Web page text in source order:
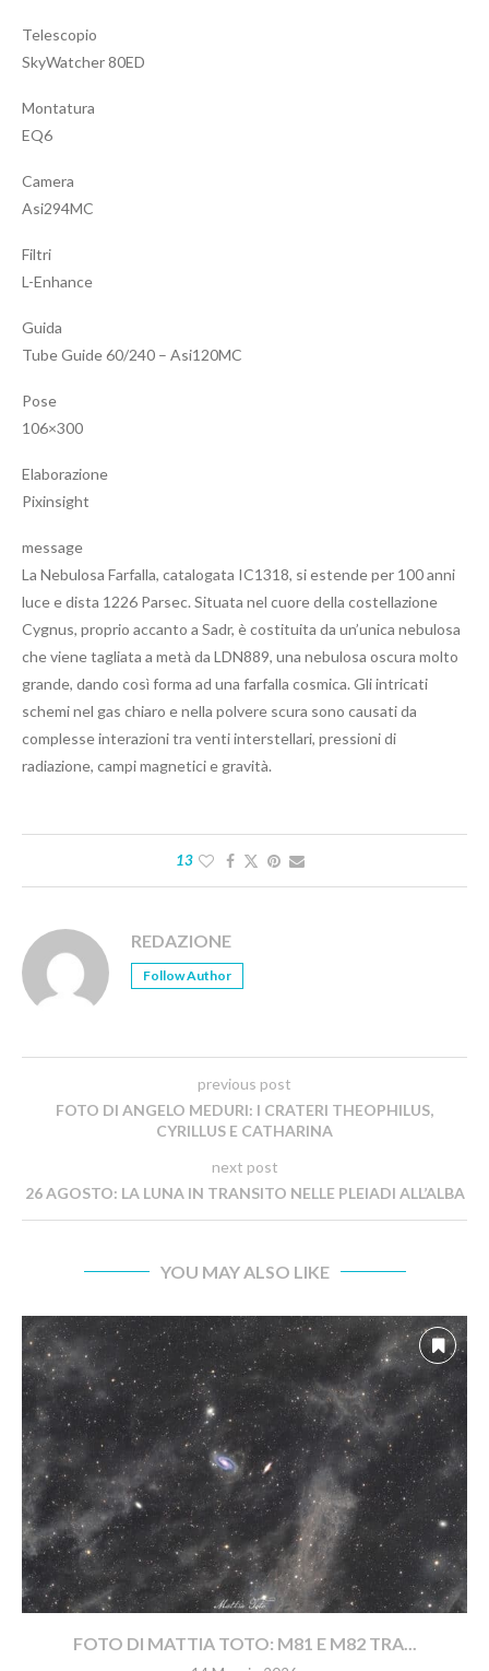
Telescopio
SkyWatcher 80ED
Montatura
EQ6
Camera
Asi294MC
Filtri
L-Enhance
Guida
Tube Guide 60/240 – Asi120MC
Pose
106×300
Elaborazione
Pixinsight
message
La Nebulosa Farfalla, catalogata IC1318, si estende per 100 anni
luce e dista 1226 Parsec. Situata nel cuore della costellazione
Cygnus, proprio accanto a Sadr, è costituita da un’unica nebulosa
che viene tagliata a metà da LDN889, una nebulosa oscura molto
grande, dando così forma ad una farfalla cosmica. Gli intricati
schemi nel gas chiaro e nella polvere scura sono causati da
complesse interazioni tra venti interstellari, pressioni di
radiazione, campi magnetici e gravità.
13
REDAZIONE
Follow Author
previous post
FOTO DI ANGELO MEDURI: I CRATERI THEOPHILUS,
CYRILLUS E CATHARINA
next post
26 AGOSTO: LA LUNA IN TRANSITO NELLE PLEIADI ALL’ALBA
YOU MAY ALSO LIKE
FOTO DI MATTIA TOTO: M81 E M82 TRA...